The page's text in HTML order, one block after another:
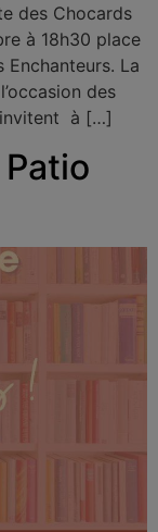
des Chocards
à 18h30 place
Enchanteurs. La
des
invitent à […]